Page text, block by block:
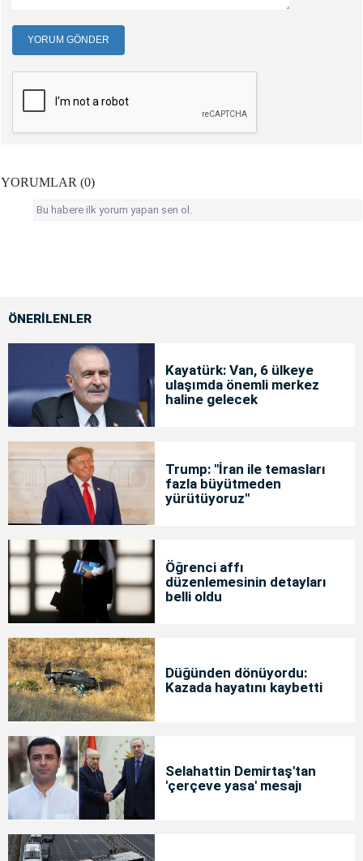
YORUM GÖNDER
YORUMLAR (0)
Bu habere ilk yorum yapan sen ol.
ÖNERİLENLER
Kayatürk: Van, 6 ülkeye
ulaşımda önemli merkez
haline gelecek
Trump: "İran ile temasları
fazla büyütmeden
yürütüyoruz"
Öğrenci affı
düzenlemesinin detayları
belli oldu
Düğünden dönüyordu:
Kazada hayatını kaybetti
Selahattin Demirtaş'tan
'çerçeve yasa' mesajı